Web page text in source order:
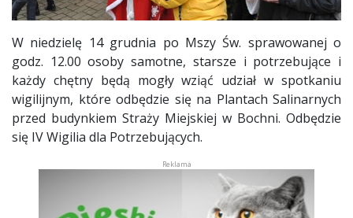
W niedzielę 14 grudnia po Mszy Św. sprawowanej o
godz. 12.00 osoby samotne, starsze i potrzebujące i
każdy chętny będą mogły wziąć udział w spotkaniu
wigilijnym, które odbędzie się na Plantach Salinarnych
przed budynkiem Straży Miejskiej w Bochni. Odbędzie
się IV Wigilia dla Potrzebujących.